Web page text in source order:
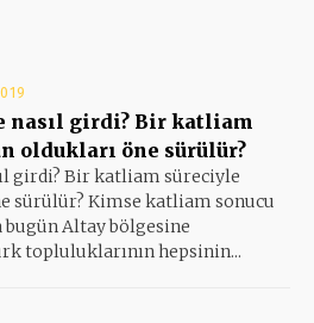
nasıl girdi? Bir katliam
oldukları öne sürülür?
girdi? Bir katliam süreciyle
sürülür? Kimse katliam sonucu
Altay bölgesine
topluluklarının hepsinin...